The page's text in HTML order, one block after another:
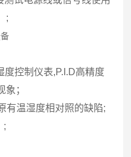
;
度控制仪表,P.I.D高精度
；
有温湿度相对照的缺陷;
;